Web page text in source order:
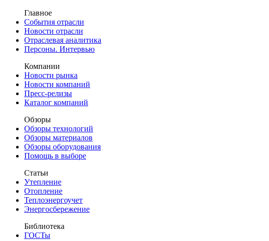
Главное
События отрасли
Новости отрасли
Отраслевая аналитика
Персоны. Интервью
Компании
Новости рынка
Новости компаний
Пресс-релизы
Каталог компаний
Обзоры
Обзоры технологий
Обзоры материалов
Обзоры оборудования
Помощь в выборе
Статьи
Утепление
Отопление
Теплоэнергоучет
Энергосбережение
Библиотека
ГОСТы